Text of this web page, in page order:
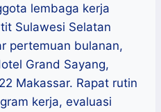
lembaga kerja
Sulawesi Selatan
pertemuan bulanan,
Grand Sayang,
Makassar. Rapat rutin
kerja, evaluasi